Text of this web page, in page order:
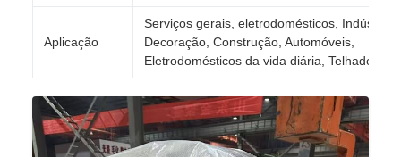
Aplicação
Serviços gerais, eletrodomésticos, Indústria,
Decoração, Construção, Automóveis,
Eletrodomésticos da vida diária, Telhado, etc.